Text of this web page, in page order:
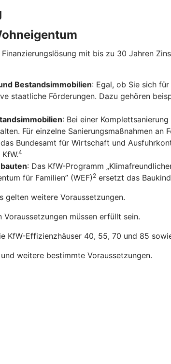
mit bis zu 30 Jahren
Bestandsimmobilien: Egal, ob Sie sich
staatliche Förderungen. Dazu gehören
: Bei einer
Für einzelne Sanierungsmaßnahmen
Bundesamt für Wirtschaft und
4
: Das KfW-Programm
für Familien” (WEF)2 ersetzt das
gelten weitere Voraussetzungen.
müssen erfüllt sein.
KfW-Effizienzhäuser 40, 55, 70 und 85
weitere bestimmte Voraussetzungen.